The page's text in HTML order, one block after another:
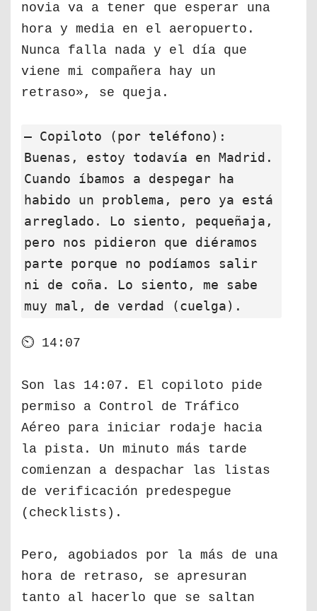
novia va a tener que esperar una
hora y media en el aeropuerto.
Nunca falla nada y el día que
viene mi compañera hay un
retraso», se queja.
— Copiloto (por teléfono):
Buenas, estoy todavía en Madrid.
Cuando íbamos a despegar ha
habido un problema, pero ya está
arreglado. Lo siento, pequeñaja,
pero nos pidieron que diéramos
parte porque no podíamos salir
ni de coña. Lo siento, me sabe
muy mal, de verdad (cuelga).
⏲ 14:07
Son las 14:07. El copiloto pide
permiso a Control de Tráfico
Aéreo para iniciar rodaje hacia
la pista. Un minuto más tarde
comienzan a despachar las listas
de verificación predespegue
(checklists).
Pero, agobiados por la más de una
hora de retraso, se apresuran
tanto al hacerlo que se saltan